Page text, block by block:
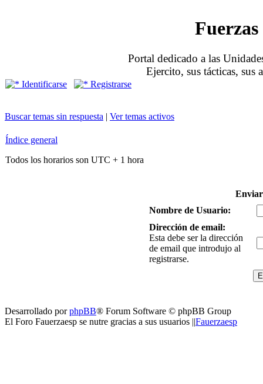
Portal dedicado a las
Ejercito, sus tácticas, sus
Identificarse Registrarse
Buscar temas sin respuesta | Ver temas activos
Índice general
Todos los horarios son UTC + 1 hora
Nombre de Usuario:
Dirección de email:
Esta debe ser la dirección
de email que introdujo al
registrarse.
Desarrollado porphpBB® Forum Software © phpBB Group
El Foro Fauerzaesp se nutre gracias a sus usuarios ||Fauerzaesp